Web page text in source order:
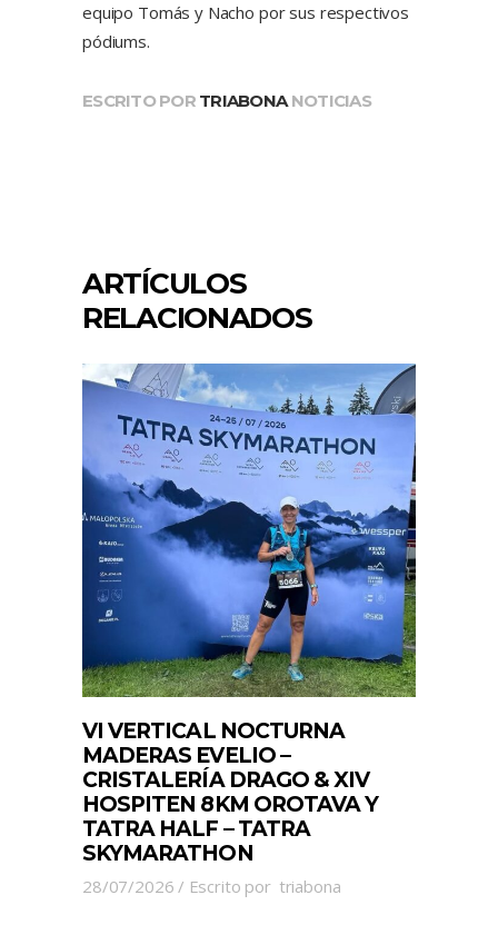
equipo Tomás y Nacho por sus respectivos
pódiums.
ESCRITO POR TRIABONA NOTICIAS
ARTÍCULOS
RELACIONADOS
VI VERTICAL NOCTURNA
MADERAS EVELIO –
CRISTALERÍA DRAGO & XIV
HOSPITEN 8KM OROTAVA Y
TATRA HALF – TATRA
SKYMARATHON
28/07/2026 Escrito por triabona